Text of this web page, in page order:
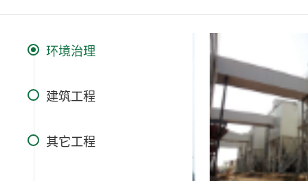
环境治理
建筑工程
其它工程